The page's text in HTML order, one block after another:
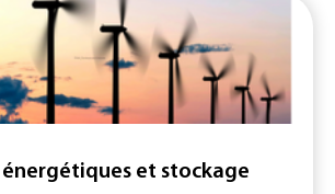
énergétiques et stockage